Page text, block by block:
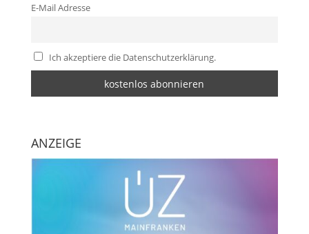
E-Mail Adresse
Ich akzeptiere die Datenschutzerklärung.
ANZEIGE